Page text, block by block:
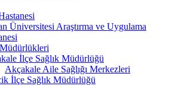
Üniversitesi Araştırma ve Uygulama
İlçe Sağlık Müdürlüğü
Akçakale Aile Sağlığı Merkezleri
İlçe Sağlık Müdürlüğü